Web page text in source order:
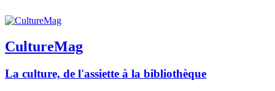
CultureMag
La culture, de l'assiette à la bibliothèque